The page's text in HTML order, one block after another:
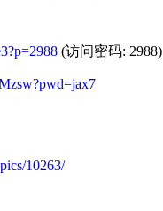
(访问密码: 2988)
10263/